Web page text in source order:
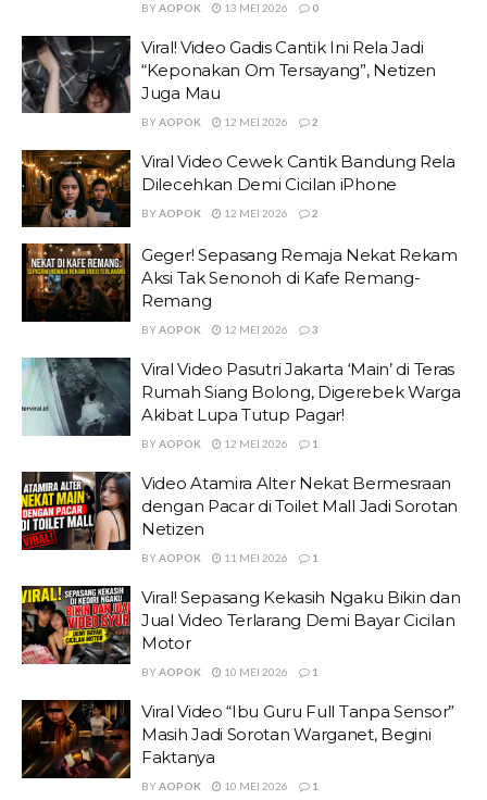
BYAOPOK 13 MEI 2026 0
Viral! Video Gadis Cantik Ini Rela Jadi
“Keponakan Om Tersayang”, Netizen
Juga Mau
BYAOPOK 12 MEI 2026 2
Viral Video Cewek Cantik Bandung Rela
Dilecehkan Demi Cicilan iPhone
BYAOPOK 12 MEI 2026 2
Geger! Sepasang Remaja Nekat Rekam
Aksi Tak Senonoh di Kafe Remang-
Remang
BYAOPOK 12 MEI 2026 3
Viral Video Pasutri Jakarta ‘Main’ di Teras
Rumah Siang Bolong, Digerebek Warga
Akibat Lupa Tutup Pagar!
BYAOPOK 12 MEI 2026 1
Video Atamira Alter Nekat Bermesraan
dengan Pacar di Toilet Mall Jadi Sorotan
Netizen
BYAOPOK 11 MEI 2026 1
Viral! Sepasang Kekasih Ngaku Bikin dan
Jual Video Terlarang Demi Bayar Cicilan
Motor
BYAOPOK 10 MEI 2026 1
Viral Video “Ibu Guru Full Tanpa Sensor”
Masih Jadi Sorotan Warganet, Begini
Faktanya
BYAOPOK 10 MEI 2026 1